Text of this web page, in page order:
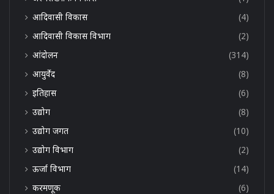
आदिवासी विकास
(4)
आदिवासी विकास विभाग
(2)
आंदोलन
(314)
आयुर्वेद
(8)
इतिहास
(6)
उद्योग
(8)
उद्योग जगत
(10)
उद्योग विभाग
(2)
ऊर्जा विभाग
(14)
करमणूक
(6)